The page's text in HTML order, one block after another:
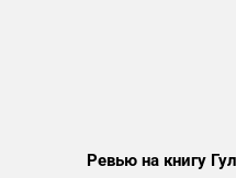
Ревью на книгу